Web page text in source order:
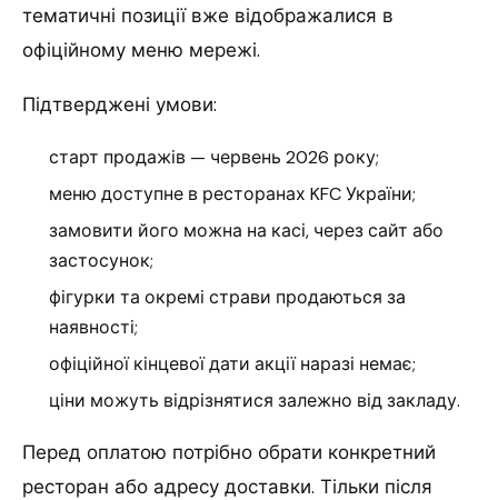
тематичні позиції вже відображалися в
офіційному меню мережі.
Підтверджені умови:
старт продажів — червень 2026 року;
меню доступне в ресторанах KFC України;
замовити його можна на касі, через сайт або
застосунок;
фігурки та окремі страви продаються за
наявності;
офіційної кінцевої дати акції наразі немає;
ціни можуть відрізнятися залежно від закладу.
Перед оплатою потрібно обрати конкретний
ресторан або адресу доставки. Тільки після